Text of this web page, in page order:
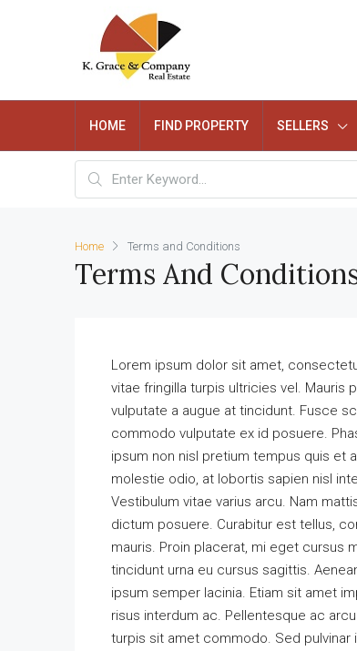
HOME FIND PROPERTY SELLERS
Home Terms and Conditions
Terms And
Lorem ipsum dolor sit amet,
vitae fringilla turpis ultricies vel.
vulputate a augue at tincidunt. Fusce
commodo vulputate ex id posuere.
ipsum non nisl pretium tempus quis et
molestie odio, at lobortis sapien nisl
Vestibulum vitae varius arcu. Nam
dictum posuere. Curabitur est tellus,
mauris. Proin placerat, mi eget cursus
tincidunt urna eu cursus sagittis.
ipsum semper lacinia. Etiam sit amet
risus interdum ac. Pellentesque ac
turpis sit amet commodo. Sed